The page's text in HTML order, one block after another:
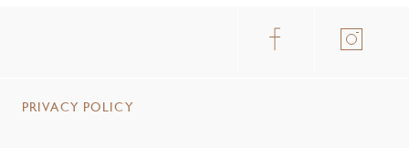
PRIVACY POLICY